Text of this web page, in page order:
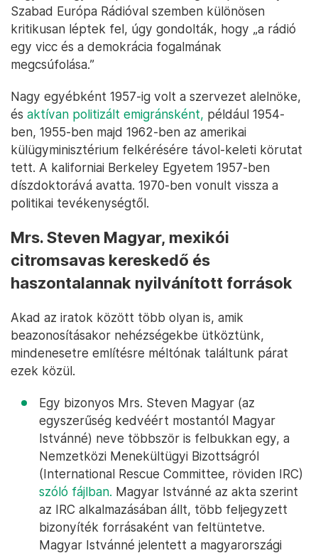
Szabad Európa Rádióval szemben különösen
kritikusan léptek fel, úgy gondolták, hogy „a rádió
egy vicc és a demokrácia fogalmának
megcsúfolása.”
Nagy egyébként 1957-ig volt a szervezet alelnöke,
és aktívan politizált emigránsként, például 1954-
ben, 1955-ben majd 1962-ben az amerikai
külügyminisztérium felkérésére távol-keleti körutat
tett. A kaliforniai Berkeley Egyetem 1957-ben
díszdoktorává avatta. 1970-ben vonult vissza a
politikai tevékenységtől.
Mrs. Steven Magyar, mexikói
citromsavas kereskedő és
haszontalannak nyilvánított források
Akad az iratok között több olyan is, amik
beazonosításakor nehézségekbe ütköztünk,
mindenesetre említésre méltónak találtunk párat
ezek közül.
Egy bizonyos Mrs. Steven Magyar (az
egyszerűség kedvéért mostantól Magyar
Istvánné) neve többször is felbukkan egy, a
Nemzetközi Menekültügyi Bizottságról
(International Rescue Committee, röviden IRC)
szóló fájlban. Magyar Istvánné az akta szerint
az IRC alkalmazásában állt, több feljegyzett
bizonyíték forrásaként van feltüntetve.
Magyar Istvánné jelentett a magyarországi